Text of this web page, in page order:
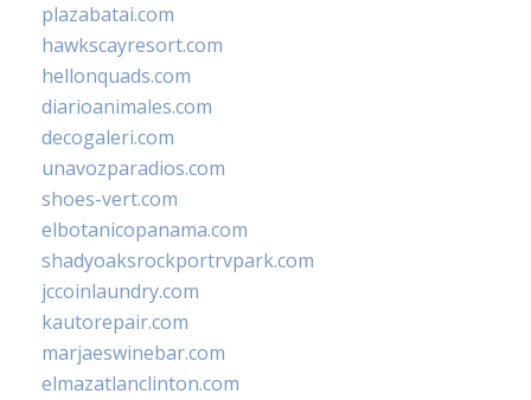
plazabatai.com
hawkscayresort.com
hellonquads.com
diarioanimales.com
decogaleri.com
unavozparadios.com
shoes-vert.com
elbotanicopanama.com
shadyoaksrockportrvpark.com
jccoinlaundry.com
kautorepair.com
marjaeswinebar.com
elmazatlanclinton.com